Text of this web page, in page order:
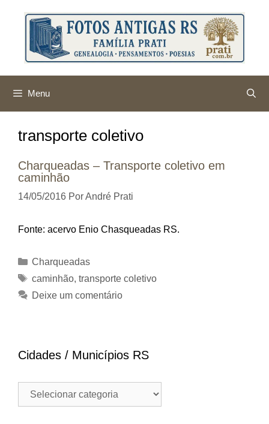
conteúdo
Menu
transporte coletivo
Charqueadas – Transporte coletivo em
caminhão
14/05/2016 PorAndré Prati
Fonte: acervo Enio Chasqueadas RS.
Categorias
Charqueadas
Tags
caminhão, transporte coletivo
Deixe um comentário
Cidades / Municípios RS
Cidades
Municípios